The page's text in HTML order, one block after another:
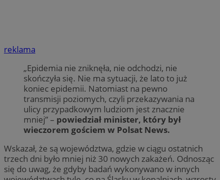
reklama
„Epidemia nie zniknęła, nie odchodzi, nie
skończyła się. Nie ma sytuacji, że lato to już
koniec epidemii. Natomiast na pewno
transmisji poziomych, czyli przekazywania na
ulicy przypadkowym ludziom jest znacznie
mniej” – powiedział minister, który był
wieczorem gościem w Polsat News.
Wskazał, że są województwa, gdzie w ciągu ostatnich
trzech dni było mniej niż 30 nowych zakażeń. Odnosząc
się do uwag, że gdyby badań wykonywano w innych